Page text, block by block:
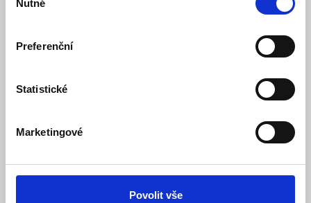
souhlasu
Nutné
Preferenční
Statistické
Marketingové
Povolit vše
Flowserve Czech Republic, s.r.o.
Grundfos Sales Czechia and Slovakia s.r.o.
HERMETIC-Pumpen GmbH
Hidrostal Pumps